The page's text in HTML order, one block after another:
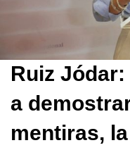
Ruiz
a
mentiras,